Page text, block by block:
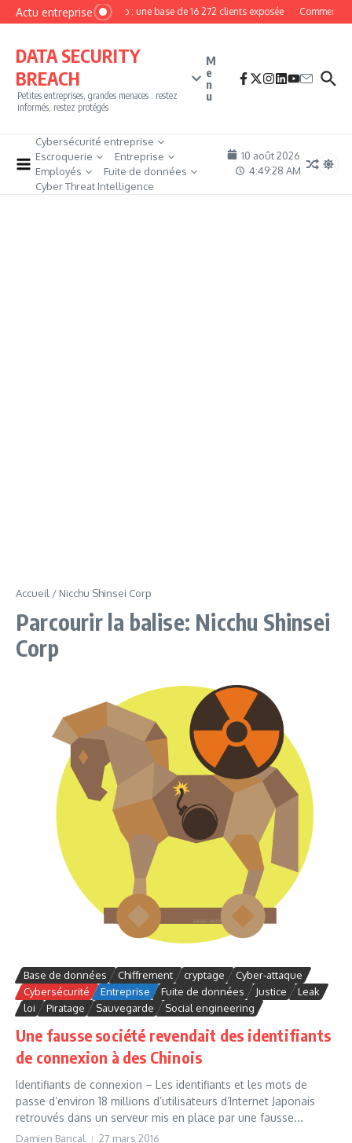
Aller au contenu
Actu entrepriseMyPhoto : une base de 16 272 clients exposée Comment
DATA SECURITY
BREACH
Petites entreprises, grandes menaces : restez
informés, restez protégés
M
e
n
u
Cybersécurité entreprise
Escroquerie
Entreprise
Employés
Fuite de données
Cyber Threat Intelligence
10 août 2026
4:49:28 AM
Accueil / Nicchu Shinsei Corp
Parcourir la balise: Nicchu Shinsei
Corp
Base de données Chiffrement cryptage
Cyber-attaque
Cybersécurité
Entreprise Fuite de données Justice
Leak
loi
Piratage Sauvegarde Social engineering
Une fausse société revendait des identifiants
de connexion à des Chinois
Identifiants de connexion – Les identifiants et les mots de
passe d’environ 18 millions d’utilisateurs d’Internet Japonais
retrouvés dans un serveur mis en place par une fausse...
Damien Bancal 27 mars 2016